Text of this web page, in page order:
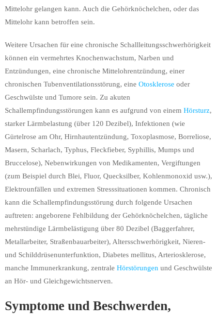
Mittelohr gelangen kann. Auch die Gehörknöchelchen, oder das
Mittelohr kann betroffen sein.
Weitere Ursachen für eine chronische Schallleitungsschwerhörigkeit
können ein vermehrtes Knochenwachstum, Narben und
Entzündungen, eine chronische Mittelohrentzündung, einer
chronischen Tubenventilationsstörung, eine Otosklerose oder
Geschwülste und Tumore sein. Zu akuten
Schallempfindungsstörungen kann es aufgrund von einem Hörsturz,
starker Lärmbelastung (über 120 Dezibel), Infektionen (wie
Gürtelrose am Ohr, Hirnhautentzündung, Toxoplasmose, Borreliose,
Masern, Scharlach, Typhus, Fleckfieber, Syphillis, Mumps und
Bruccelose), Nebenwirkungen von Medikamenten, Vergiftungen
(zum Beispiel durch Blei, Fluor, Quecksilber, Kohlenmonoxid usw.),
Elektrounfällen und extremen Stresssituationen kommen. Chronisch
kann die Schallempfindungsstörung durch folgende Ursachen
auftreten: angeborene Fehlbildung der Gehörknöchelchen, tägliche
mehrstündige Lärmbelästigung über 80 Dezibel (Baggerfahrer,
Metallarbeiter, Straßenbauarbeiter), Altersschwerhörigkeit, Nieren-
und Schilddrüsenunterfunktion, Diabetes mellitus, Arteriosklerose,
manche Immunerkrankung, zentrale Hörstörungen und Geschwülste
an Hör- und Gleichgewichtsnerven.
Symptome und Beschwerden,